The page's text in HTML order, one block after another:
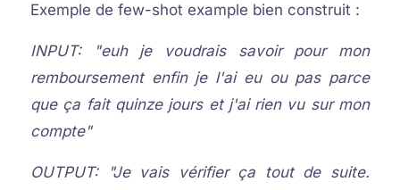
Exemple de few-shot example bien construit :
INPUT: "euh je voudrais savoir pour mon
remboursement enfin je l'ai eu ou pas parce
que ça fait quinze jours et j'ai rien vu sur mon
compte"
OUTPUT: "Je vais vérifier ça tout de suite.